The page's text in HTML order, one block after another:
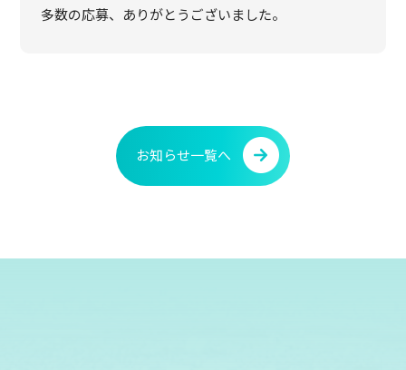
多数の応募、ありがとうございました。
お知らせ一覧へ